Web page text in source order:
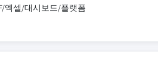
엑셀/대시보드/플랫폼